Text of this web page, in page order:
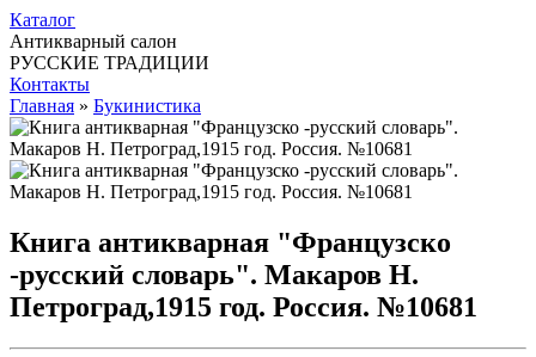
Каталог
Антикварный салон
РУССКИЕ ТРАДИЦИИ
Контакты
Главная » Букинистика
Книга антикварная "Французско
-русский словарь". Макаров Н.
Петроград,1915 год. Россия. №10681